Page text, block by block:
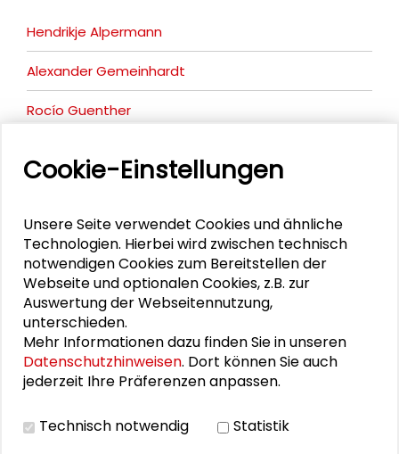
Hendrikje Alpermann
Alexander Gemeinhardt
Rocío Guenther
Lena Koch
Anna-Lisa Müller
Maximilian Shaikh-Yousef
Ursula Stein
Cookie-Einstellungen
Unsere Seite verwendet Cookies und ähnliche
Technologien. Hierbei wird zwischen technisch
notwendigen Cookies zum Bereitstellen der
Webseite und optionalen Cookies, z.B. zur
Auswertung der Webseitennutzung,
unterschieden.
Mehr Informationen dazu finden Sie in unseren
Datenschutzhinweisen. Dort können Sie auch
jederzeit Ihre Präferenzen anpassen.
Technisch notwendig Statistik